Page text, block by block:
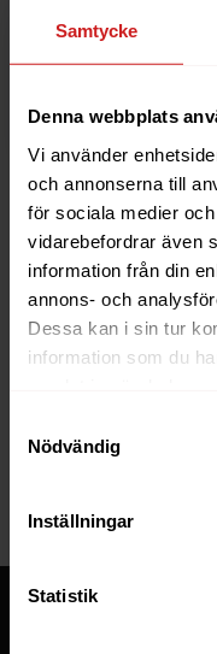
Samtycke
Denna webbplats
Vi använder
och annonserna till
för sociala medier
vidarebefordrar även
information från din
annons- och
Dessa kan i sin tur
information som du
Nödvändig
Inställningar
Statistik
anledningarna till
Läs mer
The website
reach has
If you are the owner of
website to be